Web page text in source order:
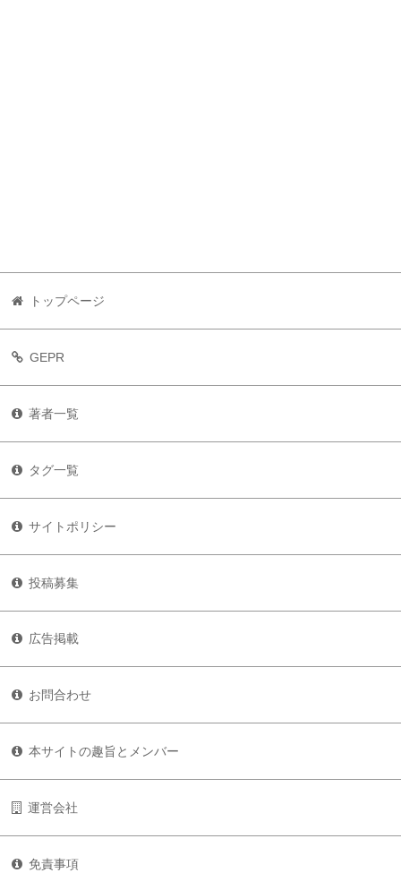
トップページ
GEPR
著者一覧
タグ一覧
サイトポリシー
投稿募集
広告掲載
お問合わせ
本サイトの趣旨とメンバー
運営会社
免責事項